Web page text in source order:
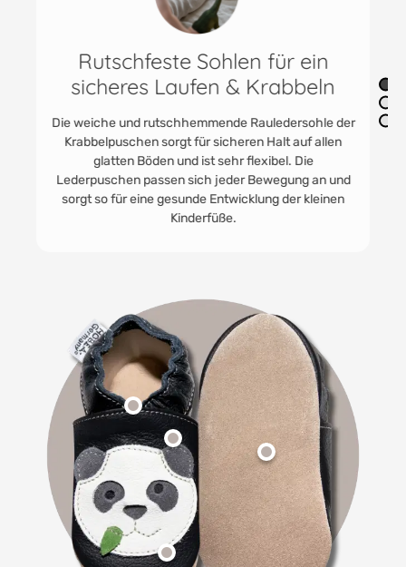
Rutschfeste Sohlen für ein
sicheres Laufen & Krabbeln
Die weiche und rutschhemmende Rauledersohle der
Krabbelpuschen sorgt für sicheren Halt auf allen
glatten Böden und ist sehr flexibel. Die
Lederpuschen passen sich jeder Bewegung an und
sorgt so für eine gesunde Entwicklung der kleinen
Kinderfüße.